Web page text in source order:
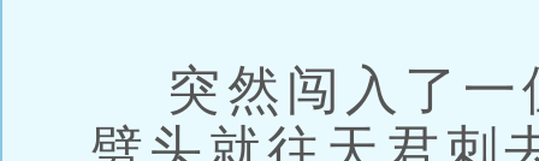
突然闯入了一